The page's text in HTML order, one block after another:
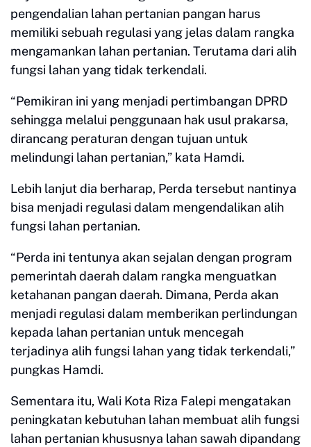
pengendalian lahan pertanian pangan harus
memiliki sebuah regulasi yang jelas dalam rangka
mengamankan lahan pertanian. Terutama dari alih
fungsi lahan yang tidak terkendali.
“Pemikiran ini yang menjadi pertimbangan DPRD
sehingga melalui penggunaan hak usul prakarsa,
dirancang peraturan dengan tujuan untuk
melindungi lahan pertanian,” kata Hamdi.
Lebih lanjut dia berharap, Perda tersebut nantinya
bisa menjadi regulasi dalam mengendalikan alih
fungsi lahan pertanian.
“Perda ini tentunya akan sejalan dengan program
pemerintah daerah dalam rangka menguatkan
ketahanan pangan daerah. Dimana, Perda akan
menjadi regulasi dalam memberikan perlindungan
kepada lahan pertanian untuk mencegah
terjadinya alih fungsi lahan yang tidak terkendali,”
pungkas Hamdi.
Sementara itu, Wali Kota Riza Falepi mengatakan
peningkatan kebutuhan lahan membuat alih fungsi
lahan pertanian khususnya lahan sawah dipandang